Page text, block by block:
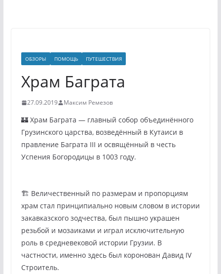
ОБЗОРЫ ПОМОЩЬ ПУТЕШЕСТВИЯ
Храм Баграта
27.09.2019 Максим Ремезов
🏰 Храм Баграта — главный собор объединённого
Грузинского царства, возведённый в Кутаиси в
правление Баграта III и освящённый в честь
Успения Богородицы в 1003 году.
🏗️ Величественный по размерам и пропорциям
храм стал принципиально новым словом в истории
закавказского зодчества, был пышно украшен
резьбой и мозаиками и играл исключительную
роль в средневековой истории Грузии. В
частности, именно здесь был коронован Давид IV
Строитель.